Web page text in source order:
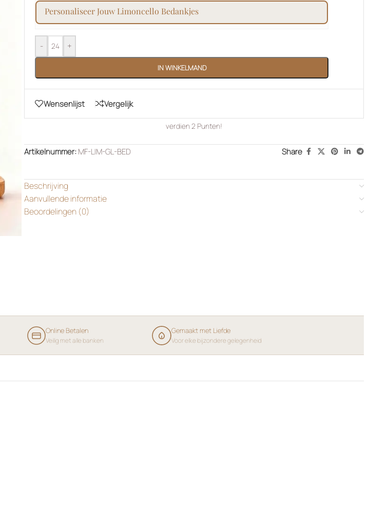
personaliseer jouw limoncello bedankjes
- +
IN WINKELMAND
Wensenlijst Vergelijk
verdien2 Punten!
Artikelnummer:MF-LIM-GL-BED Share
Beschrijving
Aanvullende informatie
Beoordelingen (0)
Online Betalen
Veilig met alle banken
Gemaakt met Liefde
Voor elke bijzondere gelegenheid